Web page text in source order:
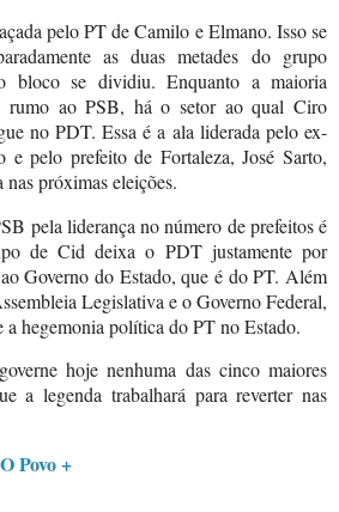
pelo PT de Camilo e Elmano. Isso se
as duas metades do grupo
bloco se dividiu. Enquanto a maioria
rumo ao PSB, há o setor ao qual Ciro
no PDT. Essa é a ala liderada pelo ex-
e pelo prefeito de Fortaleza, José Sarto,
próximas eleições.
pela liderança no número de prefeitos é
de Cid deixa o PDT justamente por
Governo do Estado, que é do PT. Além
Legislativa e o Governo Federal,
a hegemonia política do PT no Estado.
hoje nenhuma das cinco maiores
a legenda trabalhará para reverter nas
O Povo +